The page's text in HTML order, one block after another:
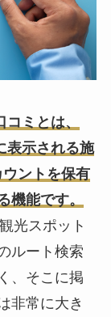
ミとは、
表示される施
ントを保有
機能です。
光スポット
ルート検索
、そこに掲
非常に大き